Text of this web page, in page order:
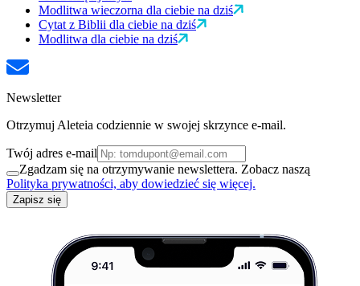
Modlitwa wieczorna dla ciebie na dziś
Cytat z Biblii dla ciebie na dziś
Modlitwa dla ciebie na dziś
Newsletter
Otrzymuj Aleteia codziennie w swojej skrzynce e-mail.
Twój adres e-mail
Zgadzam się na otrzymywanie newslettera. Zobacz naszą
Polityka prywatności, aby dowiedzieć się więcej.
Zapisz się